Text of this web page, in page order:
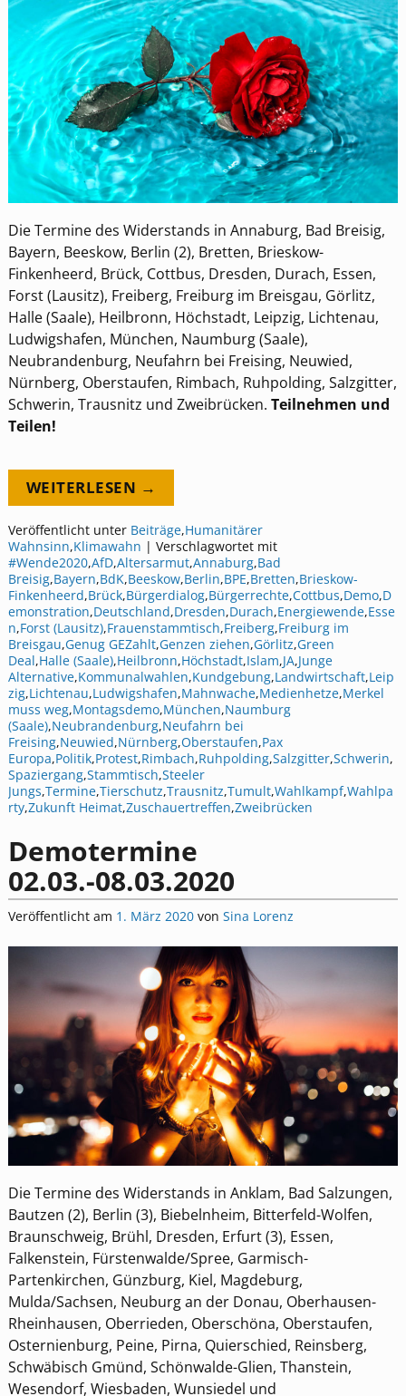
Die Termine des Widerstands in Annaburg, Bad Breisig,
Bayern, Beeskow, Berlin (2), Bretten, Brieskow-
Finkenheerd, Brück, Cottbus, Dresden, Durach, Essen,
Forst (Lausitz), Freiberg, Freiburg im Breisgau, Görlitz,
Halle (Saale), Heilbronn, Höchstadt, Leipzig, Lichtenau,
Ludwigshafen, München, Naumburg (Saale),
Neubrandenburg, Neufahrn bei Freising, Neuwied,
Nürnberg, Oberstaufen, Rimbach, Ruhpolding, Salzgitter,
Schwerin, Trausnitz und Zweibrücken. Teilnehmen und
Teilen!
WEITERLESEN →
Veröffentlicht unter Beiträge,Humanitärer
Wahnsinn,Klimawahn | Verschlagwortet mit
#Wende2020,AfD,Altersarmut,Annaburg,Bad
Breisig,Bayern,BdK,Beeskow,Berlin,BPE,Bretten,Brieskow-
Finkenheerd,Brück,Bürgerdialog,Bürgerrechte,Cottbus,Demo,D
emonstration,Deutschland,Dresden,Durach,Energiewende,Esse
n,Forst (Lausitz),Frauenstammtisch,Freiberg,Freiburg im
Breisgau,Genug GEZahlt,Genzen ziehen,Görlitz,Green
Deal,Halle (Saale),Heilbronn,Höchstadt,Islam,JA,Junge
Alternative,Kommunalwahlen,Kundgebung,Landwirtschaft,Leip
zig,Lichtenau,Ludwigshafen,Mahnwache,Medienhetze,Merkel
muss weg,Montagsdemo,München,Naumburg
(Saale),Neubrandenburg,Neufahrn bei
Freising,Neuwied,Nürnberg,Oberstaufen,Pax
Europa,Politik,Protest,Rimbach,Ruhpolding,Salzgitter,Schwerin,
Spaziergang,Stammtisch,Steeler
Jungs,Termine,Tierschutz,Trausnitz,Tumult,Wahlkampf,Wahlpa
rty,Zukunft Heimat,Zuschauertreffen,Zweibrücken
Demotermine
02.03.-08.03.2020
Veröffentlicht am 1. März 2020 von Sina Lorenz
Die Termine des Widerstands in Anklam, Bad Salzungen,
Bautzen (2), Berlin (3), Biebelnheim, Bitterfeld-Wolfen,
Braunschweig, Brühl, Dresden, Erfurt (3), Essen,
Falkenstein, Fürstenwalde/Spree, Garmisch-
Partenkirchen, Günzburg, Kiel, Magdeburg,
Mulda/Sachsen, Neuburg an der Donau, Oberhausen-
Rheinhausen, Oberrieden, Oberschöna, Oberstaufen,
Osternienburg, Peine, Pirna, Quierschied, Reinsberg,
Schwäbisch Gmünd, Schönwalde-Glien, Thanstein,
Wesendorf, Wiesbaden, Wunsiedel und